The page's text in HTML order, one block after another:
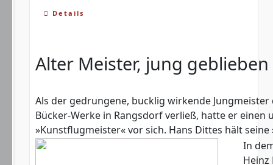
Details
Alter Meister, jung geblieben
Als der gedrungene, bucklig wirkende
Bücker-Werke in Rangsdorf verließ, hatte er einen
»Kunstflugmeister« vor sich. Hans Dittes hält seine
In
Heinz